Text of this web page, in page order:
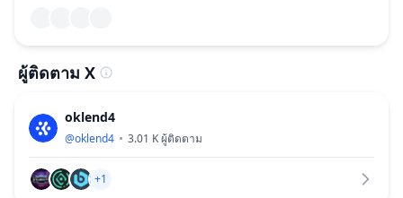
ผู้ติดตาม X
oklend4
@oklend4 3.01 Kผู้ติดตาม
+1